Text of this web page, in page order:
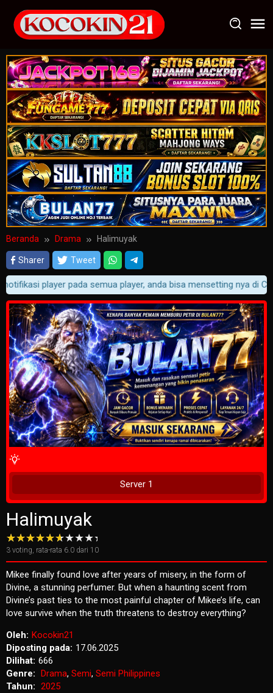
konten
Beranda Drama Halimuyak
Sharer Tweet
player pada semua player, anda bisa mensetting nya di
4 Wait Time
Server 1
Halimuyak
3 voting, rata-rata 6.0 dari 10
Mikee finally found love after years of misery, in the form of
Divine, a stunning perfumer. But when a haunting scent from
Divine’s past ties to the most painful chapter of Mikee’s life, can
love survive when the truth threatens to destroy everything?
Oleh: Kocokin21
Diposting pada: 17.06.2025
Dilihat: 666
Genre:
Drama, Semi, Semi Philippines
Tahun: 2025